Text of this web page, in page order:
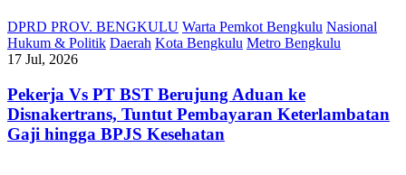
DPRD PROV. BENGKULU Warta Pemkot Bengkulu Nasional
Hukum & Politik Daerah Kota Bengkulu Metro Bengkulu
17 Jul, 2026
Pekerja Vs PT BST Berujung Aduan ke
Disnakertrans, Tuntut Pembayaran Keterlambatan
Gaji hingga BPJS Kesehatan